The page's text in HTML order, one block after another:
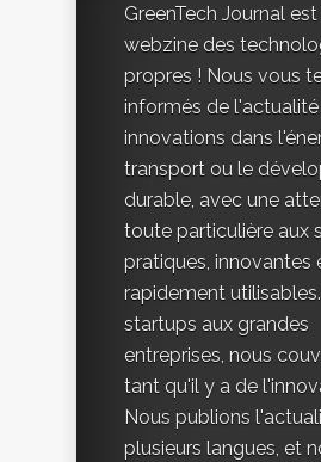
GreenTech Journal
webzine des
propres ! Nous vous
informés de l'actualité
innovations dans
transport ou le
durable, avec une
toute particulière aux
pratiques, innovantes
rapidement
startups aux grandes
entreprises, nous
tant qu'il y a de
Nous publions
plusieurs langues, et